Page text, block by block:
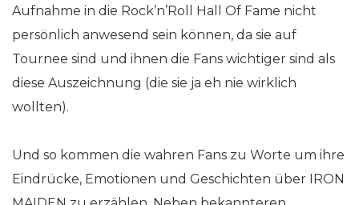
Aufnahme in die Rock’n’Roll Hall Of Fame nicht
persönlich anwesend sein können, da sie auf
Tournee sind und ihnen die Fans wichtiger sind als
diese Auszeichnung (die sie ja eh nie wirklich
wollten).
Und so kommen die wahren Fans zu Worte um ihre
Eindrücke, Emotionen und Geschichten über IRON